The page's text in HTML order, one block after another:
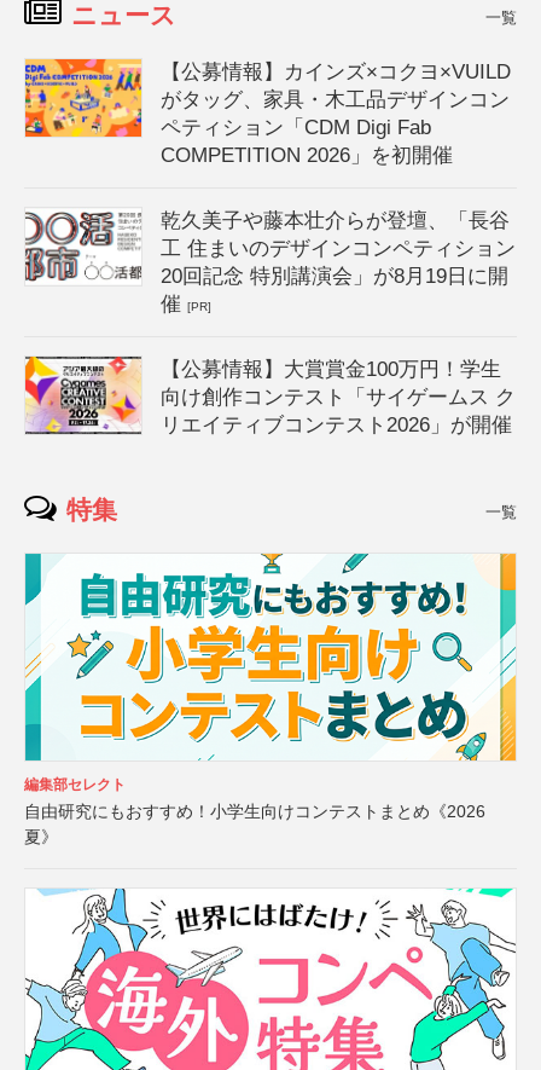
ニュース 一覧
【公募情報】カインズ×コクヨ×VUILD
がタッグ、家具・木工品デザインコン
ペティション「CDM Digi Fab
COMPETITION 2026」を初開催
乾久美子や藤本壮介らが登壇、「長谷
工 住まいのデザインコンペティション
20回記念 特別講演会」が8月19日に開
催[PR]
【公募情報】大賞賞金100万円！学生
向け創作コンテスト「サイゲームス ク
リエイティブコンテスト2026」が開催
特集 一覧
編集部セレクト
自由研究にもおすすめ！小学生向けコンテストまとめ《2026
夏》